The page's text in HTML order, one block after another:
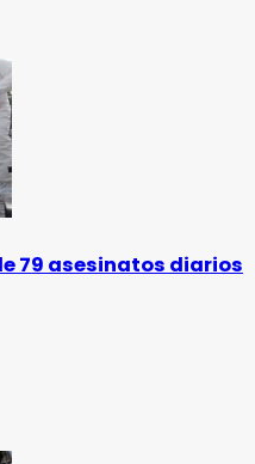
79 asesinatos diarios